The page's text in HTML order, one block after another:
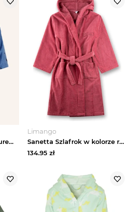
Sanetta Szlafrok Z Kapturem blau granatowy
Limango
Sanetta Szlafrok w kolorze różowym rozmiar: 140
134.95zł